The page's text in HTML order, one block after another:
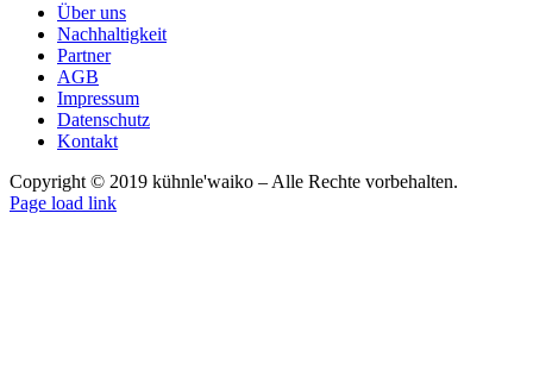
Über uns
Nachhaltigkeit
Partner
AGB
Impressum
Datenschutz
Kontakt
Copyright © 2019 kühnle'waiko – Alle Rechte vorbehalten.
Page load link